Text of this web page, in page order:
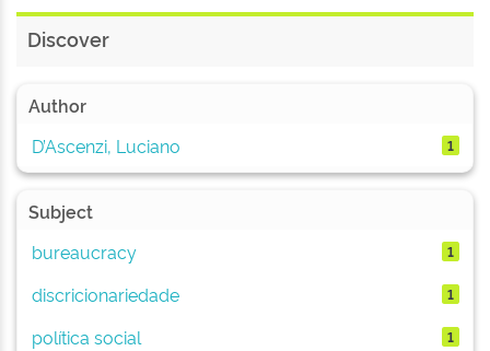
Discover
Author
D’Ascenzi, Luciano
1
Subject
bureaucracy
1
discricionariedade 1
política social 1